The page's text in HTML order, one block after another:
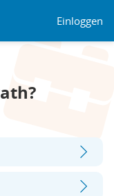
Einloggen